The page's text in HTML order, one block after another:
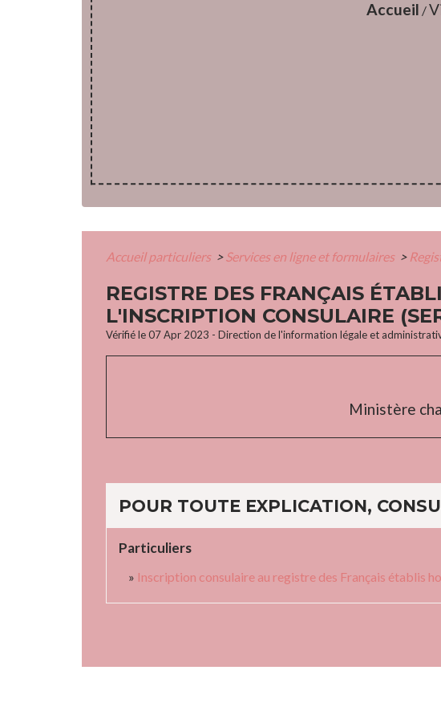
Accueil /
Accueil particuliers > Services en ligne et formulaires >
REGISTRE DES FRANÇAIS
L'INSCRIPTION CONSULAIRE
Vérifié le 07 Apr 2023 - Direction de l'information légale et
Ministère
POUR TOUTE EXPLICATION,
Particuliers
Inscription consulaire au registre des Français établis